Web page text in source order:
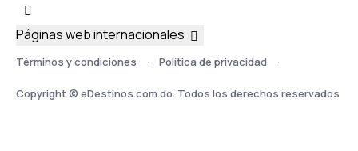
Términos y condiciones Política de privacidad
Copyright © eDestinos.com.do. Todos los derechos reservados
Páginas web internacionales